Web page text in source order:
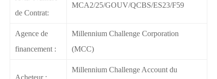
de Contrat:
MCA2/25/GOUV/QCBS/ES23/F59
Agence de
financement :
Millennium Challenge Corporation
(MCC)
Acheteur :
Millennium Challenge Account du